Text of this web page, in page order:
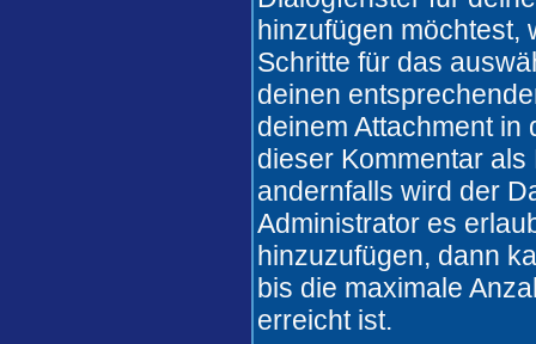
hinzufügen möchtest,
Schritte für das
deinen
deinem Attachment in
dieser Kommentar
andernfalls wird der
Administrator es
hinzuzufügen, dann
bis die maximale
erreicht ist.